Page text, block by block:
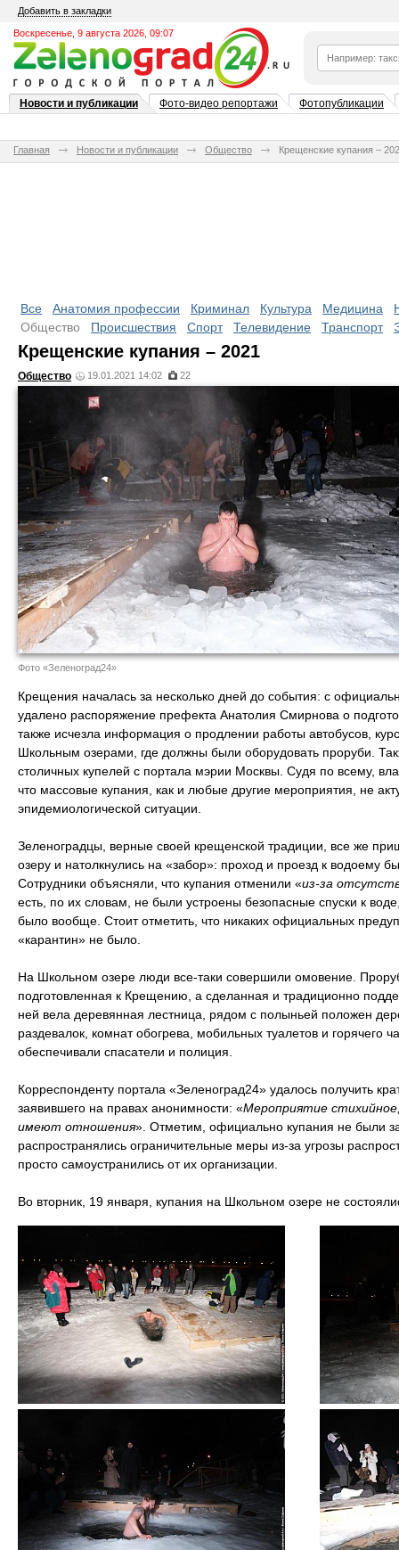
Добавить в закладки
Воскресенье, 9 августа 2026, 09:07
Новости и публикации Фото-видео репортажи Фотопубликации
Главная Новости и публикации Общество Крещенские купания –
Все Анатомия профессии Криминал Культура Медицина
Общество
Происшествия Спорт Телевидение Транспорт
Крещенские купания – 2021
Общество 19.01.2021 14:02 22
Фото «Зеленоград24»
Крещения началась за несколько дней до события: с
удалено распоряжение префекта Анатолия Смирнова о
также исчезла информация о продлении работы автобусов,
Школьным озерами, где должны были оборудовать проруби.
столичных купелей с портала мэрии Москвы. Судя по всему,
что массовые купания, как и любые другие мероприятия, не
эпидемиологической ситуации.
Зеленоградцы, верные своей крещенской традиции, все же
озеру и натолкнулись на «забор»: проход и проезд к водоему
Сотрудники объясняли, что купания отменили «из-за
есть, по их словам, не были устроены безопасные спуски к
было вообще. Стоит отметить, что никаких официальных
«карантин» не было.
На Школьном озере люди все-таки совершили омовение.
подготовленная к Крещению, а сделанная и традиционно
ней вела деревянная лестница, рядом с полыньей положен
раздевалок, комнат обогрева, мобильных туалетов и горячего
обеспечивали спасатели и полиция.
Корреспонденту портала «Зеленоград24» удалось получить
заявившего на правах анонимности: «Мероприятие
имеют отношения». Отметим, официально купания не были
распространялись ограничительные меры из-за угрозы
просто самоустранились от их организации.
Во вторник, 19 января, купания на Школьном озере не